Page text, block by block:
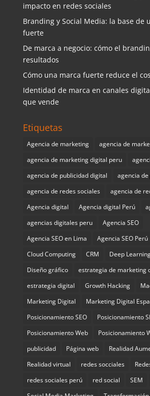
impacto en redes sociales
Branding y Social Media: la base de
fuerte
De marca a negocio: cómo el
resultados
Cómo una marca fuerte reduce el
Identidad de marca en canales
que vende
Etiquetas
Agencia de marketing
agencia de
agencia de marketing digital peru
agencia de publicidad digital
agencia
agencia de redes sociales
agencia de
Agencia digital
Agencia digital Perú
agencias digitales peru
Agencia SEO
Agencia SEO en Lima
Agencia SEO Perú
Cloud Computing
CRM Deep
Diseño gráfico
estrategia de marketing
estrategia digital
Growth Hacking
Marketing Digital
Marketing Digital
Posicionamiento SEO
Posicionamiento
Posicionamiento Web
Posicionamiento
publicidad
Página web
Realidad
Realidad virtual
redes socciales
redes sociales perú
red social SEM